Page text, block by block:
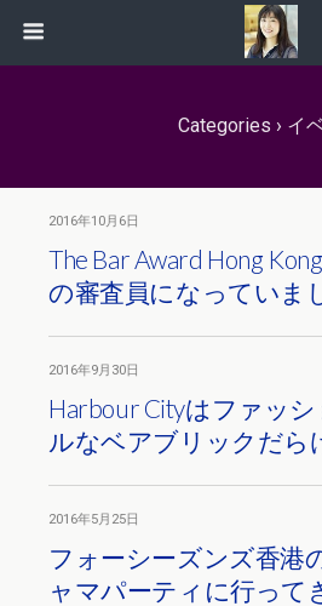
Categories › イ
2016年10月6日
The Bar Award Hong
の審査員になっていま
2016年9月30日
Harbour Cityはファッ
ルなベアブリックだら
2016年5月25日
フォーシーズンズ香港
ャマパーティに行って